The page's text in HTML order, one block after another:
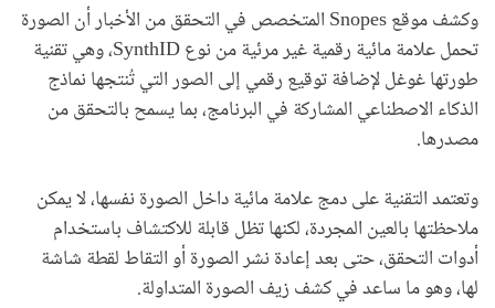
وكشف موقع Snopes المتخصص في التحقق من الأخبار أن الصورة
تحمل علامة مائية رقمية غير مرئية من نوع SynthID، وهي تقنية
طورتها غوغل لإضافة توقيع رقمي إلى الصور التي تُنتجها نماذج
الذكاء الاصطناعي المشاركة في البرنامج، بما يسمح بالتحقق من
مصدرها.
وتعتمد التقنية على دمج علامة مائية داخل الصورة نفسها، لا يمكن
ملاحظتها بالعين المجردة، لكنها تظل قابلة للاكتشاف باستخدام
أدوات التحقق، حتى بعد إعادة نشر الصورة أو التقاط لقطة شاشة
لها، وهو ما ساعد في كشف زيف الصورة المتداولة.